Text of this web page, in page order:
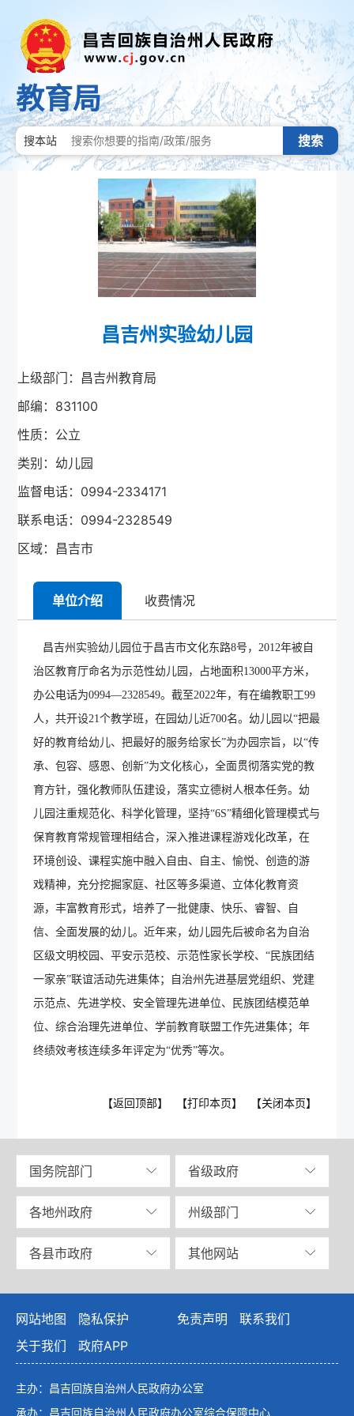
教育局
搜本站 搜索
昌吉州实验幼儿园
上级部门：昌吉州教育局
邮编：831100
性质：公立
类别：幼儿园
监督电话：0994-2334171
联系电话：0994-2328549
区域：昌吉市
单位介绍 收费情况
昌吉州实验幼儿园位于昌吉市文化东路8号，2012年被自
治区教育厅命名为示范性幼儿园，占地面积13000平方米，
办公电话为0994—2328549。截至2022年，有在编教职工99
人，共开设21个教学班，在园幼儿近700名。幼儿园以“把最
好的教育给幼儿、把最好的服务给家长”为办园宗旨，以“传
承、包容、感恩、创新”为文化核心，全面贯彻落实党的教
育方针，强化教师队伍建设，落实立德树人根本任务。幼
儿园 注重规范化、科学化管理，坚持“6S”精细化管理模式与
保育教育常规管理相结合，深入推进课程游戏化改革，在
环境创设、课程实施中融入自由、自主、愉悦、创造的游
戏精神， 充分挖掘家庭、社区等多渠道、立体化教育资
源，丰富教育形式，培养了一批健康、快乐、睿智、自
信、全面发展的幼儿。近年来，幼儿园先后被命名为自治
区级文明校园、平安示范校、示范性家长学校、“民族团结
一家亲”联谊活动先进集体；自治州先进基层党组织、党建
示范点、先进学校、安全管理先进单位、民族团结模范单
位、综合治理先进单位、学前教育联盟工作先进集体；年
终绩效考核连续多年评定为“优秀”等次。
【返回顶部】 【打印本页】 【关闭本页】
国务院部门 省级政府
各地州政府 州级部门
各县市政府 其他网站
网站地图 隐私保护 免责声明
联系我们
关于我们
政府APP
主办：昌吉回族自治州人民政府办公室
承办：昌吉回族自治州人民政府办公室综合保障中心